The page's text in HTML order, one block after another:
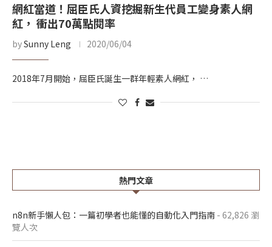
網紅當道！屈臣氏人資挖掘新生代員工變身素人網
紅， 衝出70萬點閱率
bySunny Leng 2020/06/04
2018年7月開始，屈臣氏誕生一群年輕素人網紅， …
熱門文章
n8n新手懶人包：一篇初學者也能懂的自動化入門指南 - 62,826 瀏
覽人次